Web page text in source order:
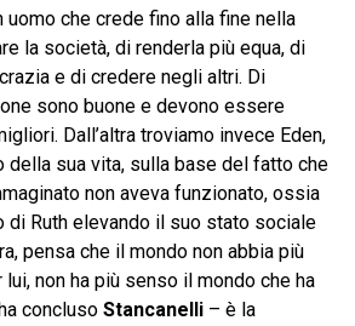
uomo che crede fino alla fine nella
la società, di renderla più equa, di
e di credere negli altri. Di
sono buone e devono essere
Dall’altra troviamo invece Eden,
della sua vita, sulla base del fatto che
non aveva funzionato, ossia
di Ruth elevando il suo stato sociale
pensa che il mondo non abbia più
non ha più senso il mondo che ha
concluso Stancanelli– è la